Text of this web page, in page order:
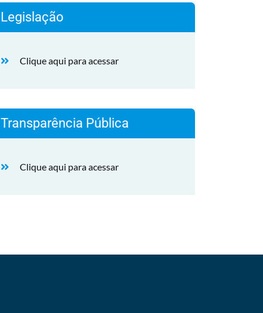
Legislação
Clique aqui para acessar
Transparência Pública
Clique aqui para acessar